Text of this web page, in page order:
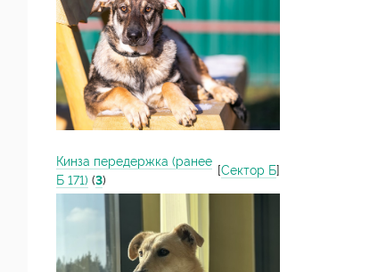
Кинза передержка (ранее
Б 171) (3)
[Сектор Б]